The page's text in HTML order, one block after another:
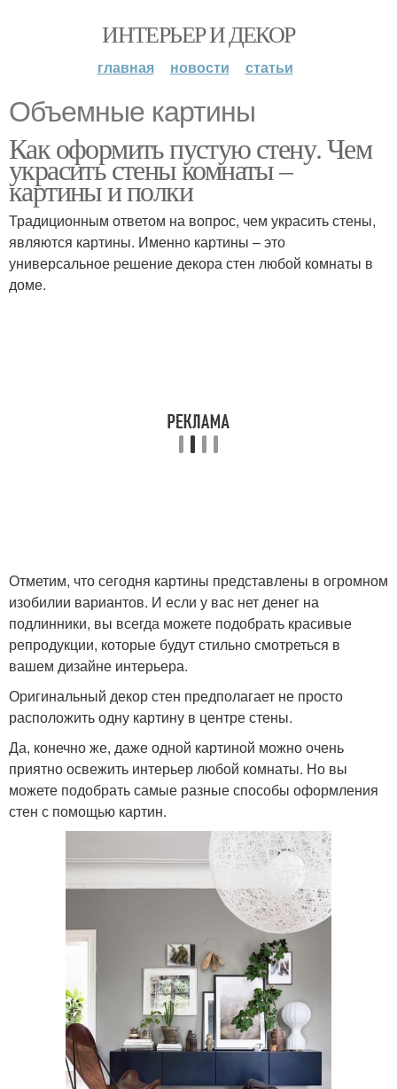
ИНТЕРЬЕР И ДЕКОР
главная новости статьи
Объемные картины
Как оформить пустую стену. Чем
украсить стены комнаты –
картины и полки
Традиционным ответом на вопрос, чем украсить стены,
являются картины. Именно картины – это
универсальное решение декора стен любой комнаты в
доме.
Отметим, что сегодня картины представлены в огромном
изобилии вариантов. И если у вас нет денег на
подлинники, вы всегда можете подобрать красивые
репродукции, которые будут стильно смотреться в
вашем дизайне интерьера.
Оригинальный декор стен предполагает не просто
расположить одну картину в центре стены.
Да, конечно же, даже одной картиной можно очень
приятно освежить интерьер любой комнаты. Но вы
можете подобрать самые разные способы оформления
стен с помощью картин.